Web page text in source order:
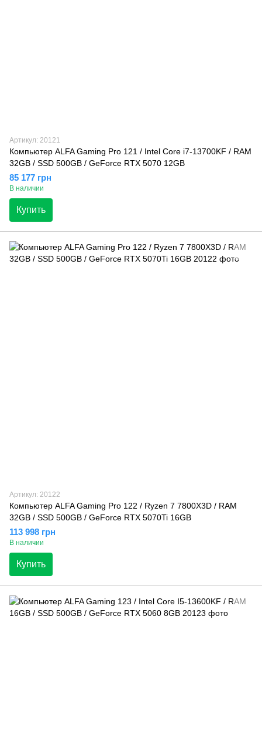
Артикул: 20121
Компьютер ALFA Gaming Pro 121 / Intel Core i7-13700KF / RAM
32GB / SSD 500GB / GeForce RTX 5070 12GB
85 177 грн
В наличии
Купить
Артикул: 20122
Компьютер ALFA Gaming Pro 122 / Ryzen 7 7800X3D / RAM
32GB / SSD 500GB / GeForce RTX 5070Ti 16GB
113 998 грн
В наличии
Купить